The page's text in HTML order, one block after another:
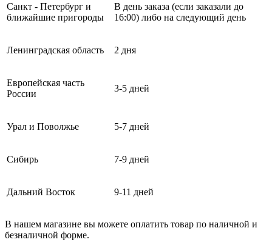
Санкт - Петербург и
ближайшие пригороды
В день заказа (если заказали до
16:00) либо на следующий день
Ленинградская область 2 дня
Европейская часть
России
3-5 дней
Урал и Поволжье 5-7 дней
Сибирь 7-9 дней
Дальний Восток 9-11 дней
В нашем магазине вы можете оплатить товар по наличной и
безналичной форме.